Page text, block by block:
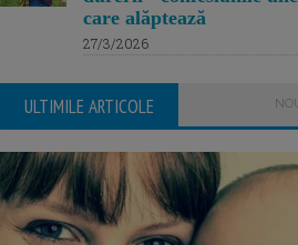
care alăptează
27/3/2026
ULTIMILE ARTICOLE